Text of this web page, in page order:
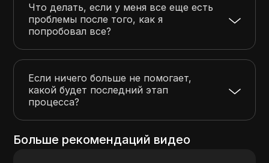
Что делать, если у меня все еще есть
проблемы после того, как я
попробовал все?
Если ничего больше не помогает,
какой будет последний этап
процесса?
Больше рекомендаций видео